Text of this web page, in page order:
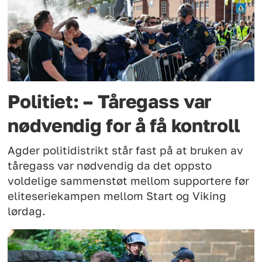
Politiet: – Tåregass var
nødvendig for å få kontroll
Agder politidistrikt står fast på at bruken av
tåregass var nødvendig da det oppsto
voldelige sammenstøt mellom supportere før
eliteseriekampen mellom Start og Viking
lørdag.